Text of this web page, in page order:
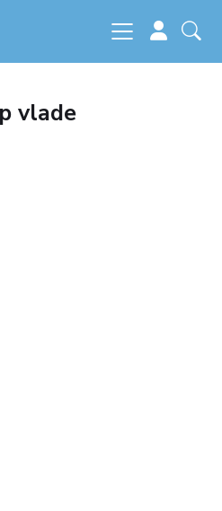
vlade